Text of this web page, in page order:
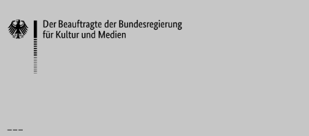
Nutzungsbedingungen
–––